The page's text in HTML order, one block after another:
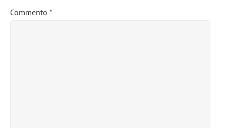
Commento *